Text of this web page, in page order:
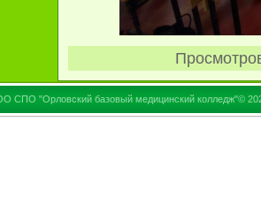
СПО "Орловский базовый медицинский колледж"©